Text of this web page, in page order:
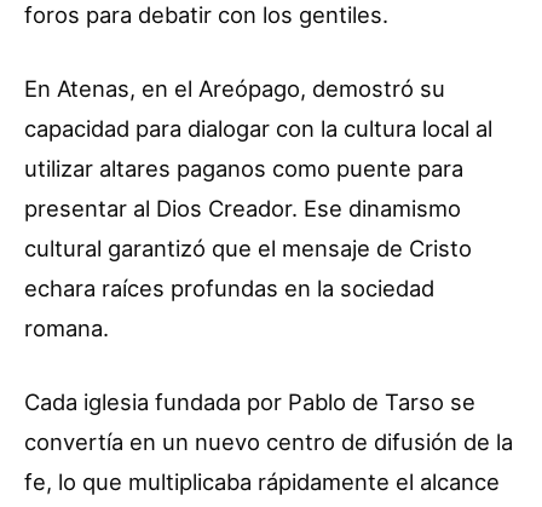
foros para debatir con los gentiles.
En Atenas, en el Areópago, demostró su
capacidad para dialogar con la cultura local al
utilizar altares paganos como puente para
presentar al Dios Creador. Ese dinamismo
cultural garantizó que el mensaje de Cristo
echara raíces profundas en la sociedad
romana.
Cada iglesia fundada por Pablo de Tarso se
convertía en un nuevo centro de difusión de la
fe, lo que multiplicaba rápidamente el alcance